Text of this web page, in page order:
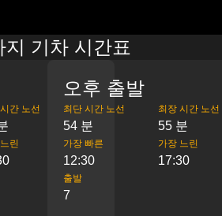
기차 시간표
간 노선
린
오후 출발
최단 시간 노선
54 분
최장 시간 노선
55 분
가장 빠른
12:30
가장 느린
17:30
출발
7